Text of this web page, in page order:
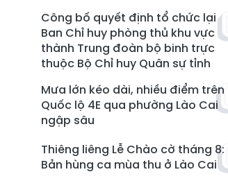
Công bố quyết định tổ chức lại
Ban Chỉ huy phòng thủ khu vực
thành Trung đoàn bộ binh trực
thuộc Bộ Chỉ huy Quân sự tỉnh
Mưa lớn kéo dài, nhiều điểm trên
Quốc lộ 4E qua phường Lào Cai
ngập sâu
Thiêng liêng Lễ Chào cờ tháng 8:
Bản hùng ca mùa thu ở Lào Cai